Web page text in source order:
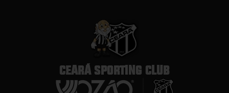
CEARÁ SPORTING CLUB